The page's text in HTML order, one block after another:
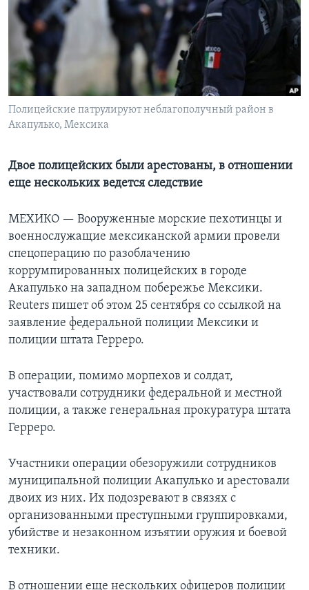
Learning English
СОЦИАЛЬНЫЕ СЕТИ
Языки
Полицейские патрулируют неблагополучный район в
Акапулько, Мексика
Двое полицейских были арестованы, в отношении
еще нескольких ведется следствие
МЕХИКО — Вооруженные морские пехотинцы и
военнослужащие мексиканской армии провели
спецоперацию по разоблачению
коррумпированных полицейских в городе
Акапулько на западном побережье Мексики.
Reuters пишет об этом 25 сентября со ссылкой на
заявление федеральной полиции Мексики и
полиции штата Герреро.
В операции, помимо морпехов и солдат,
участвовали сотрудники федеральной и местной
полиции, а также генеральная прокуратура штата
Герреро.
Участники операции обезоружили сотрудников
муниципальной полиции Акапулько и арестовали
двоих из них. Их подозревают в связях с
организованными преступными группировками,
убийстве и незаконном изъятии оружия и боевой
техники.
В отношении еще нескольких офицеров полиции